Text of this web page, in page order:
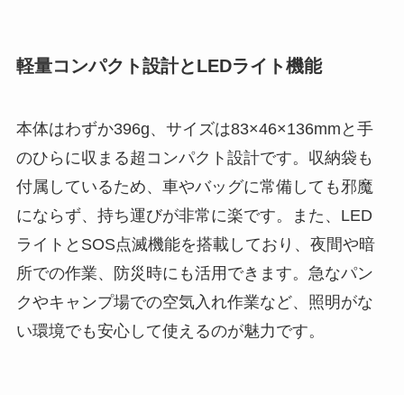
軽量コンパクト設計とLEDライト機能
本体はわずか396g、サイズは83×46×136mmと手
のひらに収まる超コンパクト設計です。収納袋も
付属しているため、車やバッグに常備しても邪魔
にならず、持ち運びが非常に楽です。また、LED
ライトとSOS点滅機能を搭載しており、夜間や暗
所での作業、防災時にも活用できます。急なパン
クやキャンプ場での空気入れ作業など、照明がな
い環境でも安心して使えるのが魅力です。